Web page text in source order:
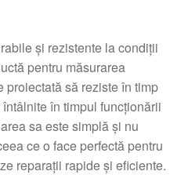
și rezistente la condiții
pentru măsurarea
să reziste în timp
în timpul funcționării
sa este simplă și nu
ce o face perfectă pentru
reparații rapide și eficiente.